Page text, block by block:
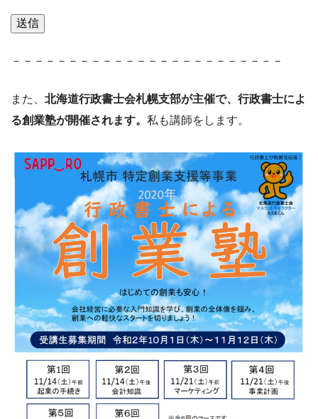
－－－－－－－－－－－－－－－－－－－－－－－－
また、 北海道行政書士会札幌支部が主催で、行政書士によ
る創業塾が開催されます。 私も講師をします。